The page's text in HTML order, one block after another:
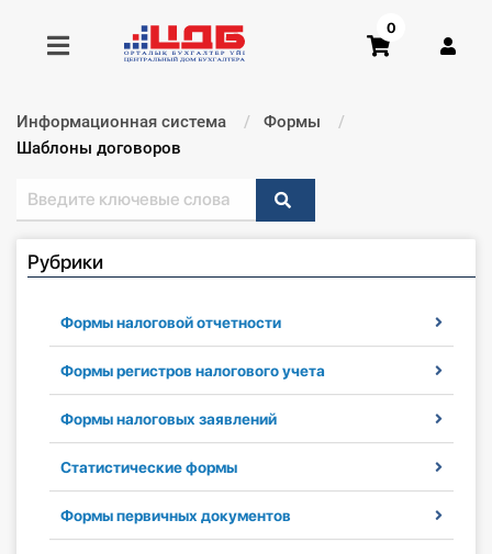
Получить консультацию
Купить доступ
Главная ИС
Формы
Консультации
Правовая база
Библиотека бухгалтера
Инструменты
0
Информационная система
Формы
Текущий:
Шаблоны договоров
Рубрики
Формы налоговой отчетности
Формы регистров налогового учета
Формы налоговых заявлений
Статистические формы
Формы первичных документов